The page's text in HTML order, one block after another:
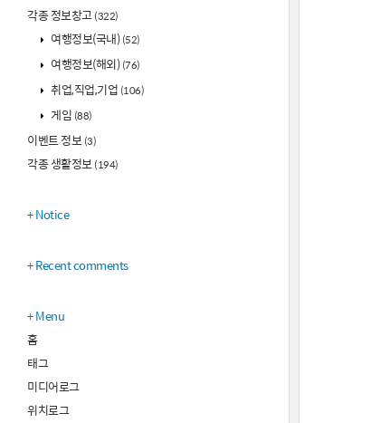
각종 정보창고(322)
여행정보(국내)(52)
여행정보(해외)(76)
취업,직업,기업 (106)
게임 (88)
이벤트 정보(3)
각종 생활정보(194)
Notice
Recent comments
Menu
홈
태그
미디어로그
위치로그